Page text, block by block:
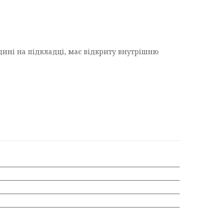
на підкладці, має відкриту внутрішню